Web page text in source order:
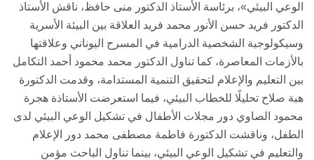
الوعي البيئي»، برئاسة الأستاذ الدكتور منى حافظ، ناقش الأستاذ
الدكتور فريد حسن الأنور محمد فريد العلاقة بين البيئة الأسرية
وسيكولوجية الشخصية الدرامية في المسرح اليوناني وعلاقتها
بالأزمات المعاصرة، كما تناول الدكتور محمد محمود أحمد التكامل
بين التعليم والإعلام لتحقيق التنمية المستدامة، وقدمت الدكتورة
هبة صلاح تحليلًا للخطاب البيئي، فيما استعرضت الأستاذة هجرة
محمود الصاوي دور مجلات الأطفال في تشكيل الوعي البيئي لدى
الطفل، وناقشت الدكتورة فاطمة مصطفى محمد دور الإعلام
والتعليم في تشكيل الوعي البيئي، بينما تناول الباحث مؤمن